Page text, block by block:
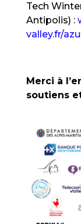
Tech
Antipolis) :
valley.fr/
Merci à
soutiens